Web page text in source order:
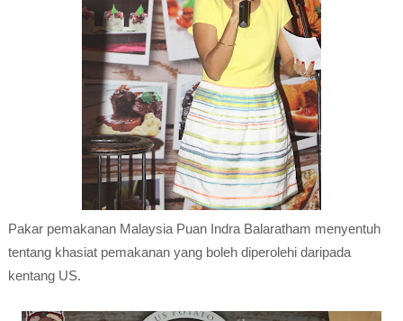
Pakar pemakanan Malaysia Puan Indra Balaratham menyentuh
tentang khasiat pemakanan yang boleh diperolehi daripada
kentang US.